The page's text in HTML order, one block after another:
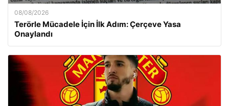
08/08/2026
Terörle Mücadele İçin İlk Adım: Çerçeve Yasa
Onaylandı